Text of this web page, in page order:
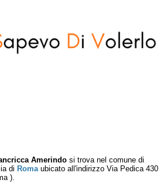
Amerindo si trova nel comune di
di Romaubicato all'indirizzo Via Pedica 430
).